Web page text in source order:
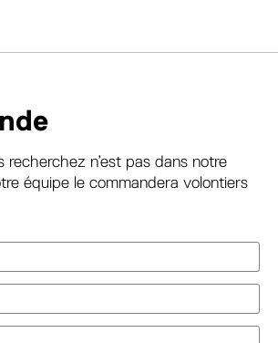
recherchez n’est pas dans notre
équipe le commandera volontiers